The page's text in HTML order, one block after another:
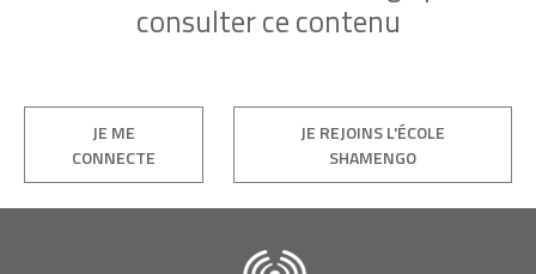
consulter ce contenu
JE ME
CONNECTE
JE REJOINS L'ÉCOLE
SHAMENGO